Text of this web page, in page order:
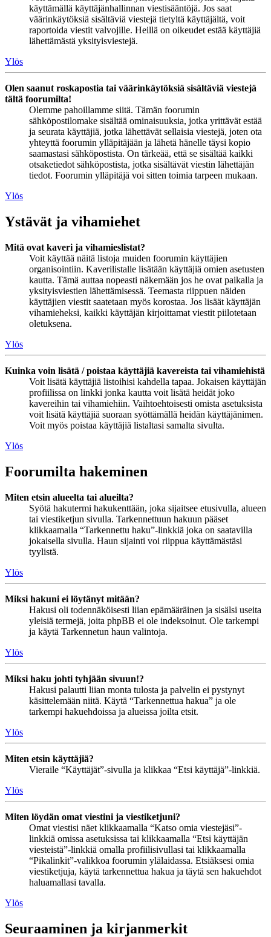
käyttämällä käyttäjänhallinnan viestisääntöjä. Jos saat
väärinkäytöksiä sisältäviä viestejä tietyltä käyttäjältä, voit
raportoida viestit valvojille. Heillä on oikeudet estää käyttäjiä
lähettämästä yksityisviestejä.
Ylös
Olen saanut roskapostia tai väärinkäytöksiä sisältäviä viestejä
tältä foorumilta!
Olemme pahoillamme siitä. Tämän foorumin
sähköpostilomake sisältää ominaisuuksia, jotka yrittävät estää
ja seurata käyttäjiä, jotka lähettävät sellaisia viestejä, joten ota
yhteyttä foorumin ylläpitäjään ja lähetä hänelle täysi kopio
saamastasi sähköpostista. On tärkeää, että se sisältää kaikki
otsaketiedot sähköpostista, jotka sisältävät viestin lähettäjän
tiedot. Foorumin ylläpitäjä voi sitten toimia tarpeen mukaan.
Ylös
Ystävät ja vihamiehet
Mitä ovat kaveri ja vihamieslistat?
Voit käyttää näitä listoja muiden foorumin käyttäjien
organisointiin. Kaverilistalle lisätään käyttäjiä omien asetusten
kautta. Tämä auttaa nopeasti näkemään jos he ovat paikalla ja
yksityisviestien lähettämisessä. Teemasta riippuen näiden
käyttäjien viestit saatetaan myös korostaa. Jos lisäät käyttäjän
vihamieheksi, kaikki käyttäjän kirjoittamat viestit piilotetaan
oletuksena.
Ylös
Kuinka voin lisätä / poistaa käyttäjiä kavereista tai vihamiehistä
Voit lisätä käyttäjiä listoihisi kahdella tapaa. Jokaisen käyttäjän
profiilissa on linkki jonka kautta voit lisätä heidät joko
kavereihin tai vihamiehiin. Vaihtoehtoisesti omista asetuksista
voit lisätä käyttäjiä suoraan syöttämällä heidän käyttäjänimen.
Voit myös poistaa käyttäjiä listaltasi samalta sivulta.
Ylös
Foorumilta hakeminen
Miten etsin alueelta tai alueilta?
Syötä hakutermi hakukenttään, joka sijaitsee etusivulla, alueen
tai viestiketjun sivulla. Tarkennettuun hakuun pääset
klikkaamalla “Tarkennettu haku”-linkkiä joka on saatavilla
jokaisella sivulla. Haun sijainti voi riippua käyttämästäsi
tyylistä.
Ylös
Miksi hakuni ei löytänyt mitään?
Hakusi oli todennäköisesti liian epämääräinen ja sisälsi useita
yleisiä termejä, joita phpBB ei ole indeksoinut. Ole tarkempi
ja käytä Tarkennetun haun valintoja.
Ylös
Miksi haku johti tyhjään sivuun!?
Hakusi palautti liian monta tulosta ja palvelin ei pystynyt
käsittelemään niitä. Käytä “Tarkennettua hakua” ja ole
tarkempi hakuehdoissa ja alueissa joilta etsit.
Ylös
Miten etsin käyttäjiä?
Vieraile “Käyttäjät”-sivulla ja klikkaa “Etsi käyttäjä”-linkkiä.
Ylös
Miten löydän omat viestini ja viestiketjuni?
Omat viestisi näet klikkaamalla “Katso omia viestejäsi”-
linkkiä omissa asetuksissa tai klikkaamalla “Etsi käyttäjän
viesteistä”-linkkiä omalla profiilisivullasi tai klikkaamalla
“Pikalinkit”-valikkoa foorumin ylälaidassa. Etsiäksesi omia
viestiketjuja, käytä tarkennettua hakua ja täytä sen hakuehdot
haluamallasi tavalla.
Ylös
Seuraaminen ja kirjanmerkit